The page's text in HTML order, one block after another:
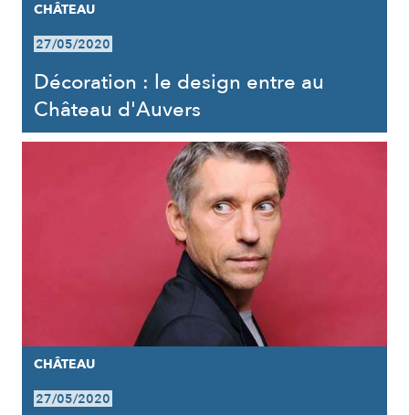
CHÂTEAU
27/05/2020
Décoration : le design entre au
Château d'Auvers
CHÂTEAU
27/05/2020